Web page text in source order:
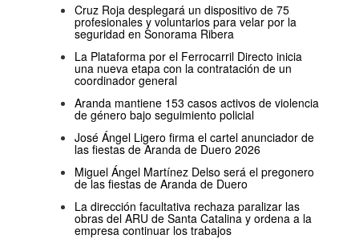
Cruz Roja desplegará un dispositivo de 75
profesionales y voluntarios para velar por la
seguridad en Sonorama Ribera
La Plataforma por el Ferrocarril Directo inicia
una nueva etapa con la contratación de un
coordinador general
Aranda mantiene 153 casos activos de violencia
de género bajo seguimiento policial
José Ángel Ligero firma el cartel anunciador de
las fiestas de Aranda de Duero 2026
Miguel Ángel Martínez Delso será el pregonero
de las fiestas de Aranda de Duero
La dirección facultativa rechaza paralizar las
obras del ARU de Santa Catalina y ordena a la
empresa continuar los trabajos